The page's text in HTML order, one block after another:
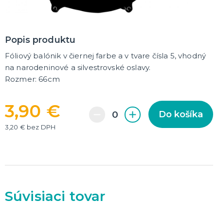
Originálne darčeky
MIKULÁŠ
Všetko pre Mikuláša
Vianočné doplnky
Vianočné dekorácie
Balenie darčekov
ĎALŠIE KATEGÓRIE
Kostýmy
Popis produktu
Fóliový balónik v čiernej farbe a v tvare čísla 5, vhodný
na narodeninové a silvestrovské oslavy.
Rozmer: 66cm
3,90 €
3,20 € bez DPH
Do košíka
Súvisiaci tovar